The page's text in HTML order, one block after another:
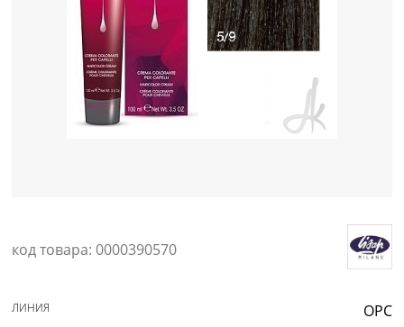
Уход за кожей
код товара: 0000390570
OPC
ЛИНИЯ